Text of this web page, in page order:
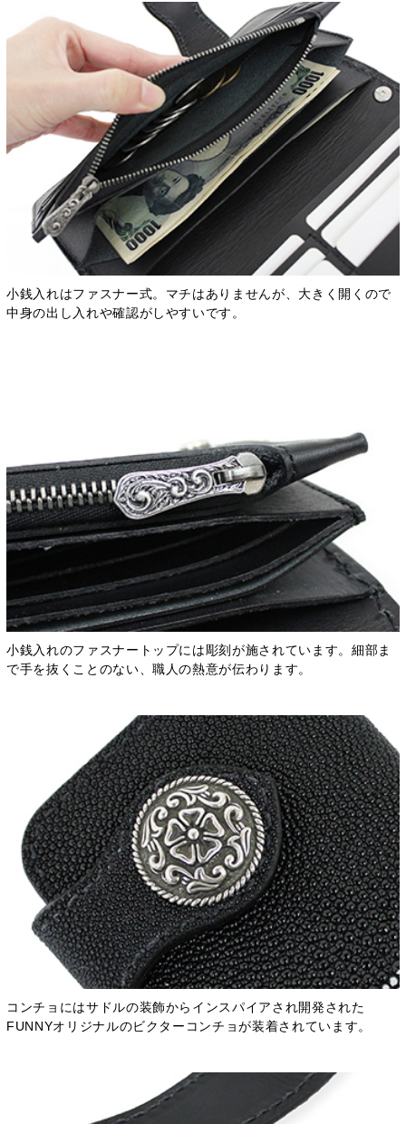
小銭入れはファスナー式。マチはありませんが、大きく開くので
中身の出し入れや確認がしやすいです。
小銭入れのファスナートップには彫刻が施されています。細部ま
で手を抜くことのない、職人の熱意が伝わります。
コンチョにはサドルの装飾からインスパイアされ開発された
FUNNYオリジナルのビクターコンチョが装着されています。